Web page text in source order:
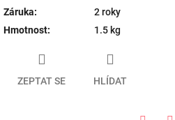
Záruka:
2 roky
Hmotnost: 1.5 kg
ZEPTAT SE HLÍDAT